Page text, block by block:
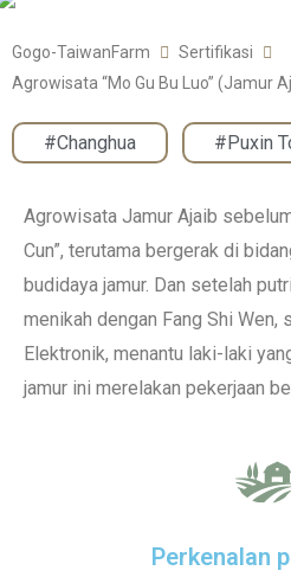
Gogo-TaiwanFarm
Sertifikasi
Agrowisata “Mo Gu Bu Luo” (Jamur
#Changhua #Puxin
Agrowisata Jamur Ajaib
Cun”, terutama bergerak di
budidaya jamur. Dan setelah
menikah dengan Fang Shi Wen,
Elektronik, menantu laki-laki
jamur ini merelakan pekerjaan
Perkenalan